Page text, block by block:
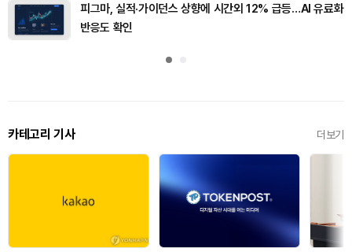
피그마, 실적·가이던스 상향에 시간외 12% 급등…AI 유료화
반응도 확인
카테고리 기사 더보기